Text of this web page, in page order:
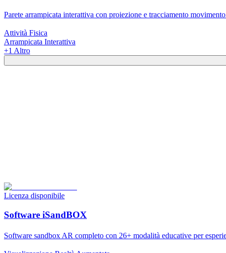
Parete arrampicata interattiva con proiezione e tracciamento
Attività Fisica
Arrampicata Interattiva
+1 Altro
Licenza disponibile
Software iSandBOX
Software sandbox AR completo con 26+ modalità educative per